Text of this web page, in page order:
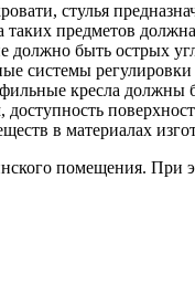
стулья
предметов
должно быть острых
системы
кресла
в материалах
помещения. При